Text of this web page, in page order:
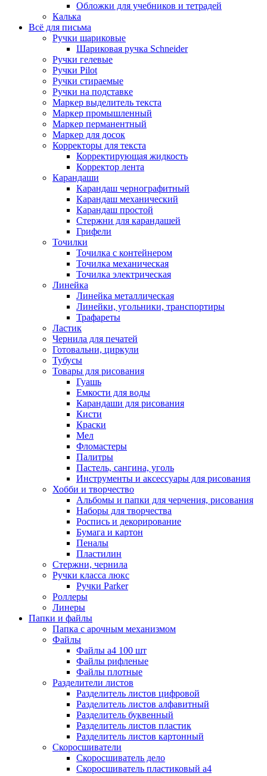
Обложки для учебников и тетрадей
Калька
Всё для письма
Ручки шариковые
Шариковая ручка Schneider
Ручки гелевые
Ручки Pilot
Ручки стираемые
Ручки на подставке
Маркер выделитель текста
Маркер промышленный
Маркер перманентный
Маркер для досок
Корректоры для текста
Корректирующая жидкость
Корректор лента
Карандаши
Карандаш чернографитный
Карандаш механический
Карандаш простой
Стержни для карандашей
Грифели
Точилки
Точилка с контейнером
Точилка механическая
Точилка электрическая
Линейка
Линейка металлическая
Линейки, угольники, транспортиры
Трафареты
Ластик
Чернила для печатей
Готовальни, циркули
Тубусы
Товары для рисования
Гуашь
Емкости для воды
Карандаши для рисования
Кисти
Краски
Мел
Фломастеры
Палитры
Пастель, сангина, уголь
Инструменты и аксессуары для рисования
Хобби и творчество
Альбомы и папки для черчения, рисования
Наборы для творчества
Роспись и декорирование
Бумага и картон
Пеналы
Пластилин
Стержни, чернила
Ручки класса люкс
Ручки Parker
Роллеры
Линеры
Папки и файлы
Папка с арочным механизмом
Файлы
Файлы а4 100 шт
Файлы рифленые
Файлы плотные
Разделители листов
Разделитель листов цифровой
Разделитель листов алфавитный
Разделитель буквенный
Разделитель листов пластик
Разделитель листов картонный
Скоросшиватели
Скоросшиватель дело
Скоросшиватель пластиковый а4